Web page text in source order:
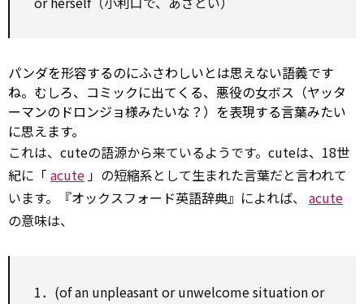
パンダを形容するのにふさわしいとは思えない語義です
ね。むしろ、コミックに出てくる、悪役の女ボス（ヤッタ
ーマンのドロンジョ様みたいな？）を表現する言葉みたい
に思えます。
これは、cuteの語源から来ているようです。cuteは、18世
紀に「 acute 」の短縮系として生まれた言葉だと言われて
います。『オックスフォード英語辞典』によれば、 acute
の意味は、
1．(of an unpleasantor unwelcomesituationor